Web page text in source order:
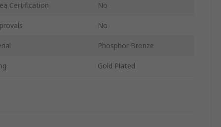
Certification No
No
Phosphor Bronze
Gold Plated